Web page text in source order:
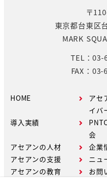
〒
東京都台東区
MARK
TEL：
FAX：
HOME
導入実績
アセアンの人材
アセアンの支援
アセアンの教育
アセ
イバ
会
企業
ニュ
お問